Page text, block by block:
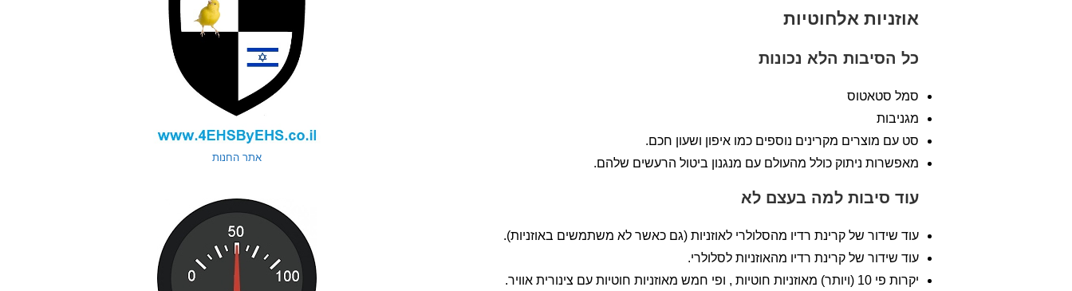
אוזניות אלחוטיות
כל הסיבות הלא נכונות
סמל סטאטוס
מגניבות
סט עם מוצרים מקרינים נוספים כמו איפון ושעון חכם.
מאפשרות ניתוק כולל מהעולם עם מנגנון ביטול הרעשים שלהם.
עוד סיבות למה בעצם לא
עוד שידור של קרינת רדיו מהסלולרי לאוזניות (גם כאשר לא משתמשים באוזניות).
עוד שידור של קרינת רדיו מהאוזניות לסלולרי.
יקרות פי 10 (ויותר) מאוזניות חוטיות , ופי חמש מאוזניות חוטיות עם צינורית אוויר.
אתר החנות